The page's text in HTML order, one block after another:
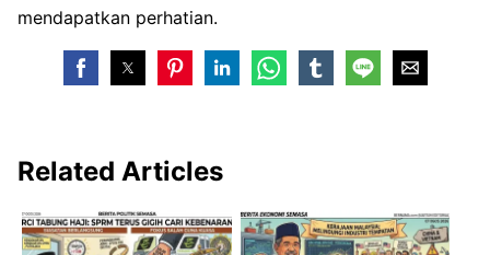
mendapatkan perhatian.
Related Articles